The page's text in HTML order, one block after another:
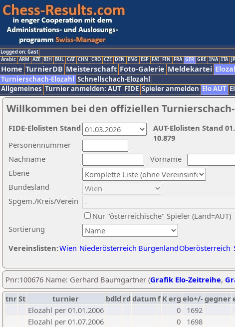
Logged on: Gast
Arabic ARM AZE BIH BUL CAT CHN CRO CZE DEN ENG ESP FAI FIN FRA GER GRE INA ITA
Home TurnierDB Meisterschaft Foto-Galerie Meldekartei
Turnierschach-Elozahl Schnellschach-Elozahl
Allgemeines Turnier anmelden: AUT FIDE Spieler anmelden Elo AUT
Willkommen bei den offiziellen Turnierschach-
Nachname
Vorname
Ebene
Sortierung
Personennummer
Bundesland
Spgem./Kreis/Verein
Nur "österreichische" Spieler (Land=AUT)
Vereinslisten:Wien Niederösterreich BurgenlandOberösterreich
AUT-Elolisten Stand
10.879
FIDE-Elolisten Stand
Pnr:100676 Name: Gerhard Baumgartner (Grafik Elo-Zeitreihe,
tnrSt turnier bdld rd datumf Kerg elo+/-gegner
Elozahl per 01.01.2006
0
1692
Elozahl per 01.07.2006
0
1698